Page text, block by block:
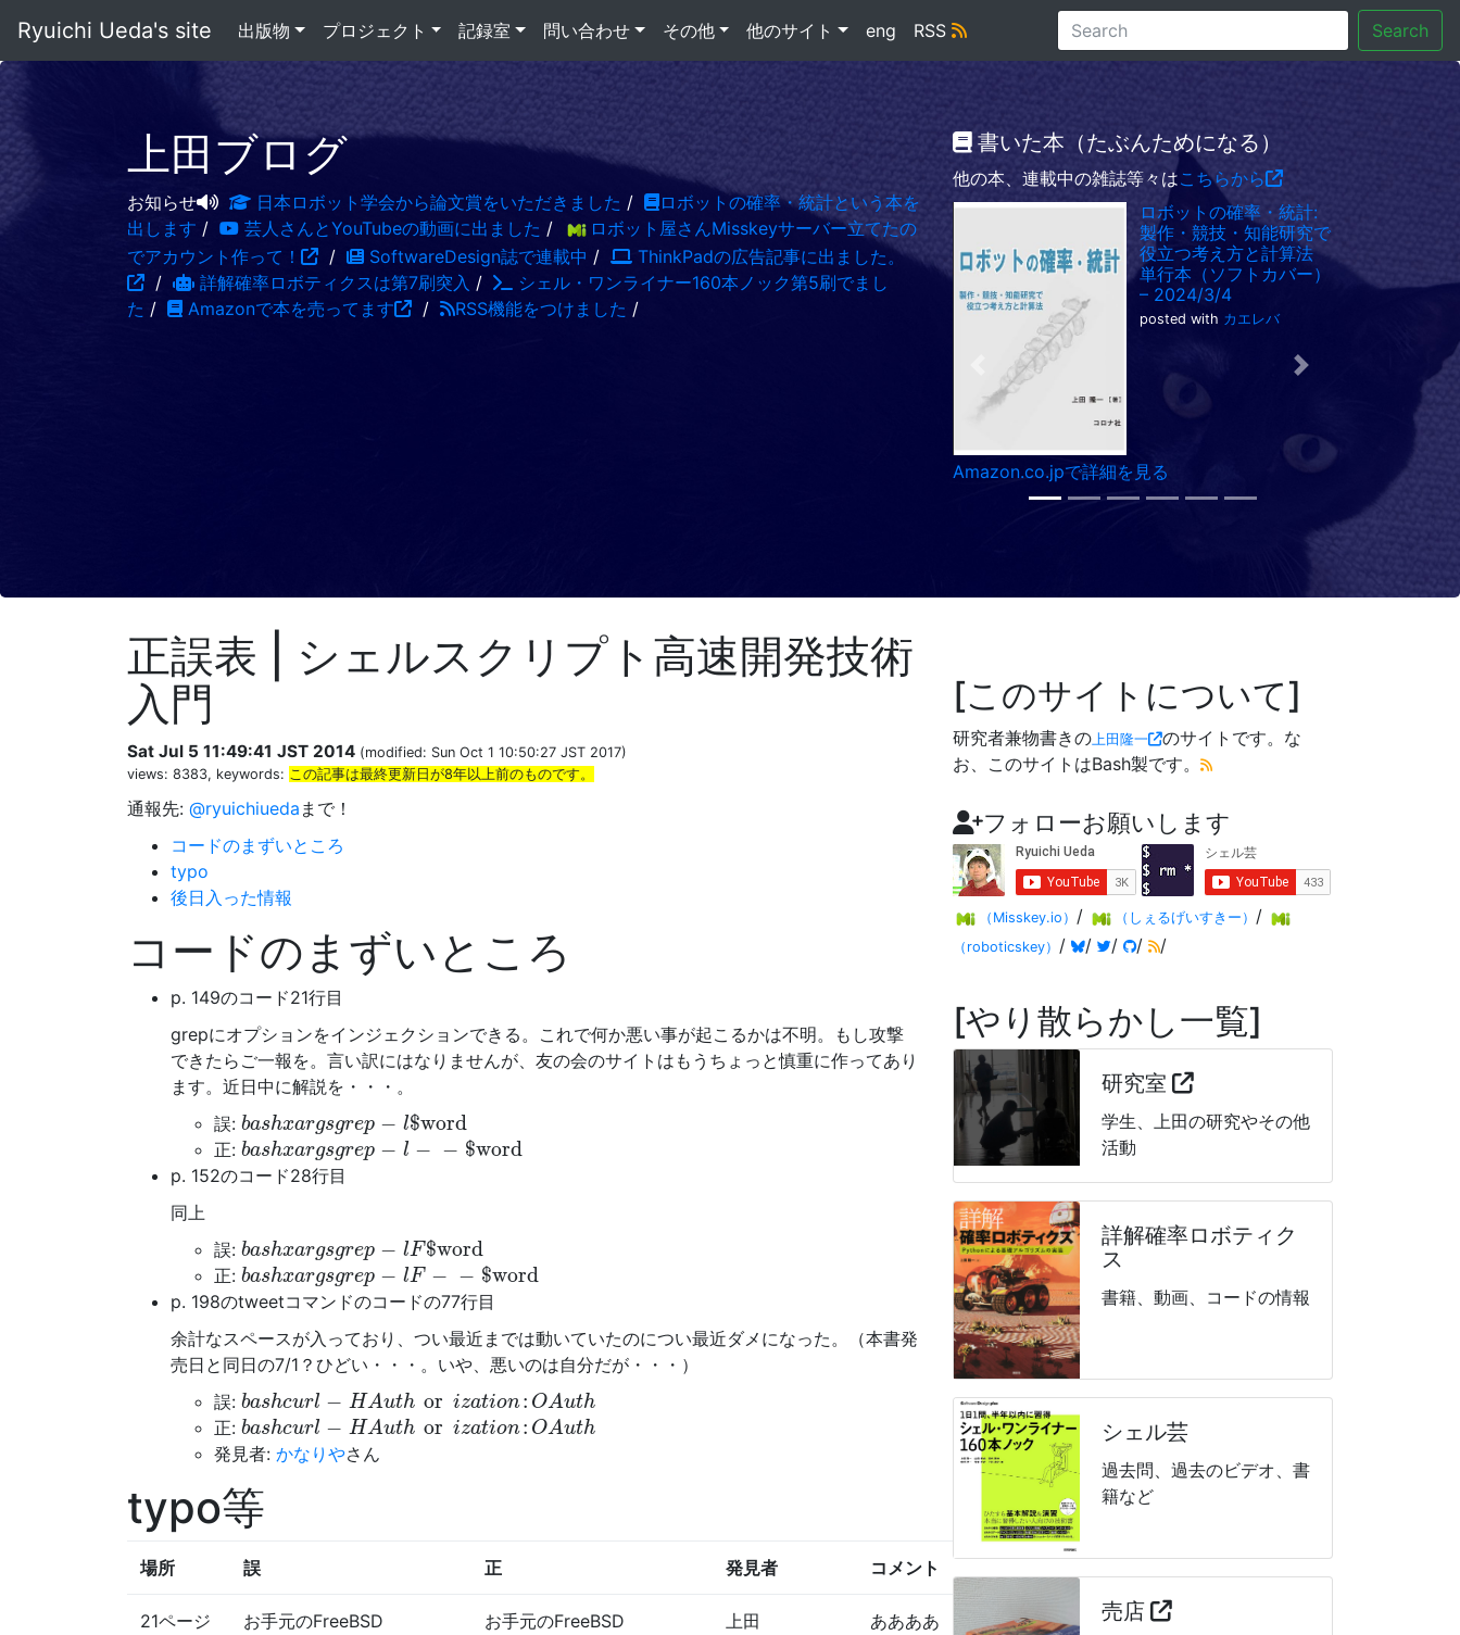
Ryuichi Ueda's site 出版物 プロジェクト 記録室 問い合わせ その他 他のサイト eng RSS Search
上田ブログ
お知らせ 日本ロボット学会から論文賞をいただきました /
ロボットの確率・統計という本を
出します / 芸人さんとYouTubeの動画に出ました /
ロボット屋さんMisskeyサーバー立てたの
でアカウント作って！
/ SoftwareDesign誌で連載中 /
ThinkPadの広告記事に出ました。
/
詳解確率ロボティクスは第7刷突入 /
シェル・ワンライナー160本ノック第5刷でまし
た / Amazonで本を売ってます / RSS機能をつけました /
書いた本（たぶんためになる）
他の本、連載中の雑誌等々はこちらから
ロボットの確率・統計:
製作・競技・知能研究で
役立つ考え方と計算法
単行本（ソフトカバー）
– 2024/3/4
posted with カエレバ
Amazon.co.jpで詳細を見る
Previous Next
正誤表 | シェルスクリプト高速開発技術
入門
Sat Jul 5 11:49:41 JST 2014 (modified: Sun Oct 1 10:50:27 JST 2017)
views: 8383, keywords: この記事は最終更新日が8年以上前のものです。
通報先: @ryuichiueda まで！
コードのまずいところ
typo
後日入った情報
コードのまずいところ
p. 149のコード21行目
grepにオプションをインジェクションできる。これで何か悪い事が起こるかは不明。もし攻撃
できたらご一報を。言い訳にはなりませんが、友の会のサイトはもうちょっと慎重に作ってあり
ます。近日中に解説を・・・。
誤: bashxargsgrep − l$word
bashxa rg sgre l$word
正: bashxargsgrep − l − − $word
bashxargsgre l- $word
p. 152のコード28行目
同上
誤: bashxargsgrep − lF $word
bashxa rg sgre lF$word
正: bashxargsgrep − lF − − $word
bashxargsgre lF-- $word
p. 198のtweetコマンドのコードの77行目
余計なスペースが入っており、つい最近までは動いていたのについ最近ダメになった。（本書発
売日と同日の7/1？ひどい・・・。いや、悪いのは自分だが・・・）
誤: bashcurl − HAuth or ization: OAuth
bashcur HAuthor za tion:OA uth
正: bashcurl − HAuth or ization: OAuth
bashcur HAuthor za tion:OA uth
発見者: かなりやさん
typo等
場所 誤 正 発見者 コメント
21ページ
お手元のFreeBSD
お手元のFreeBSD
上田
ああああ
このサイトについて
研究者兼物書きの上田隆一
のサイトです。な
お、このサイトはBash製です。
フォローお願いします
（Misskey.io） / （しぇるげいすきー） /
（roboticskey） / / / / /
やり散らかし一覧
研究室
学生、上田の研究やその他
活動
詳解確率ロボティク
ス
書籍、動画、コードの情報
シェル芸
過去問、過去のビデオ、書
籍など
売店